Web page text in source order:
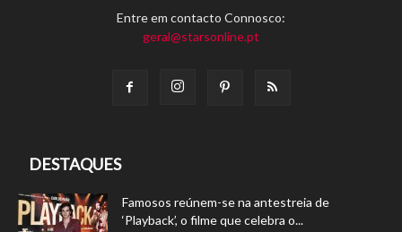
Entre em contacto Connosco:
geral@starsonline.pt
DESTAQUES
Famosos reúnem-se na antestreia de
‘Playback’, o filme que celebra o...